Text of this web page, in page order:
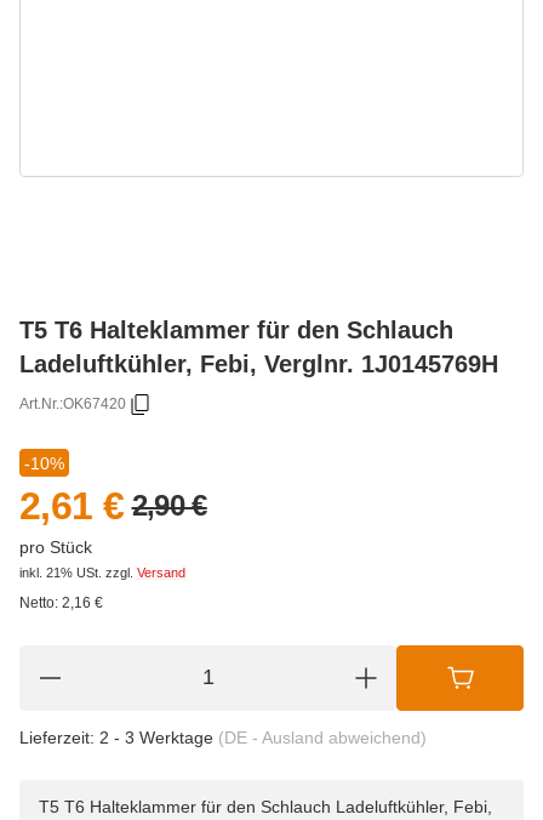
T5 T6 Halteklammer für den Schlauch
Ladeluftkühler, Febi, Verglnr. 1J0145769H
Art.Nr.:OK67420
-10%
2,61 € 2,90 €
pro Stück
inkl. 21% USt. zzgl. Versand
Netto: 2,16 €
Lieferzeit: 2 - 3 Werktage (DE - Ausland abweichend)
T5 T6 Halteklammer für den Schlauch Ladeluftkühler, Febi,